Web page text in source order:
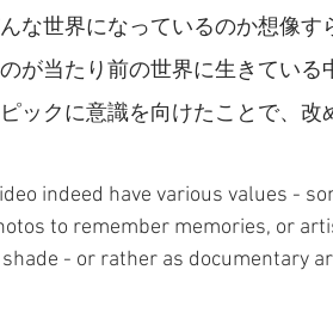
な世界になっているのか想像す
が当たり前の世界に生きている
ックに意識を向けたことで、改
indeed have various values -
to remember memories, or
- or rather as documentary